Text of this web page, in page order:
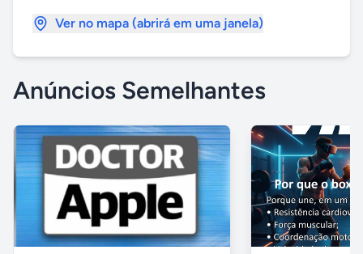
Ver no mapa (abrirá em uma janela)
Anúncios Semelhantes